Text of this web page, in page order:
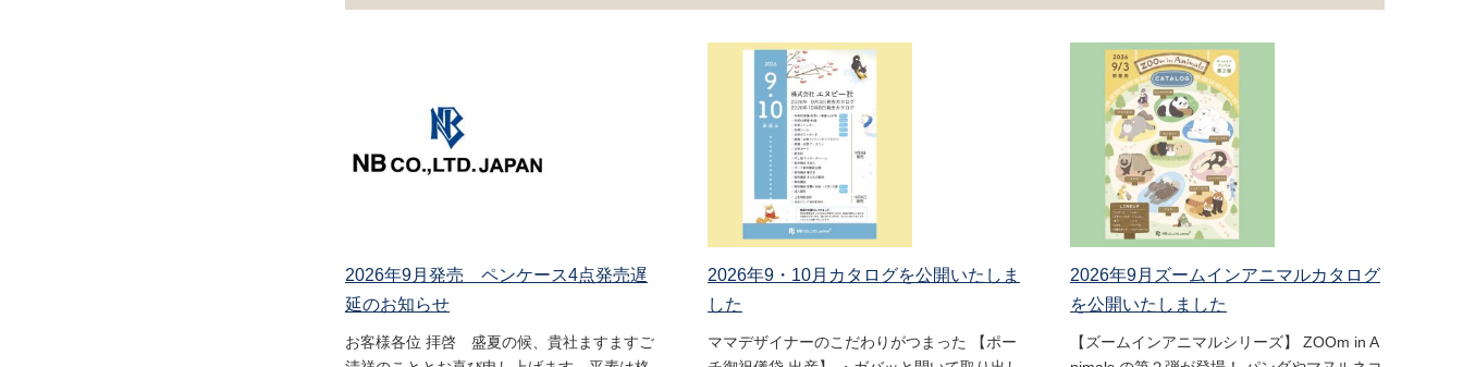
2026年9月発売 ペンケース4点発売遅
延のお知らせ
お客様各位 拝啓 盛夏の候、貴社ますますご
2026年9・10月カタログを公開いたしま
した
ママデザイナーのこだわりがつまった 【ポー
2026年9月ズームインアニマルカタログ
を公開いたしました
【ズームインアニマルシリーズ】 ZOOm in A